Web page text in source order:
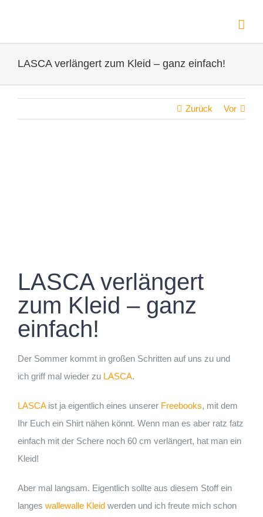
springen
LASCA verlängert zum Kleid – ganz einfach!
Zurück Vor
LASCA verlängert
zum Kleid – ganz
einfach!
Der Sommer kommt in großen Schritten auf uns zu und
ich griff mal wieder zu LASCA.
LASCAist ja eigentlich eines unserer Freebooks, mit dem
Ihr Euch ein Shirt nähen könnt. Wenn man es aber ratz fatz
einfach mit der Schere noch 60 cm verlängert, hat man ein
Kleid!
Aber mal langsam. Eigentlich sollte aus diesem Stoff ein
langes wallewalle Kleid werden und ich freute mich schon